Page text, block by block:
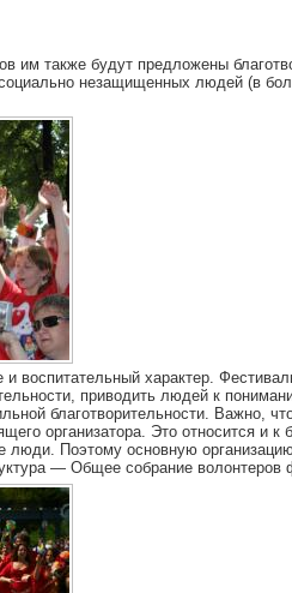
им также будут предложены
незащищенных людей (в
воспитательный характер.
приводить людей к
благотворительности. Важно,
организатора. Это относится и к
Поэтому основную
— Общее собрание волонтеров